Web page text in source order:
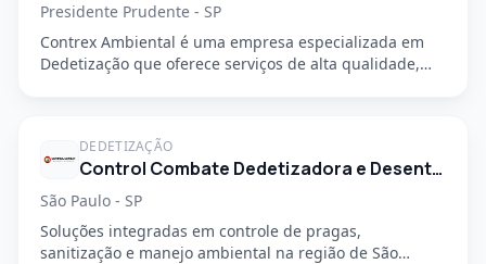
Presidente Prudente - SP
Contrex Ambiental é uma empresa especializada em
Dedetização que oferece serviços de alta qualidade,
DEDETIZAÇÃO
Control Combate Dedetizadora e Desentupidora
São Paulo - SP
Soluções integradas em controle de pragas,
sanitização e manejo ambiental na região de São